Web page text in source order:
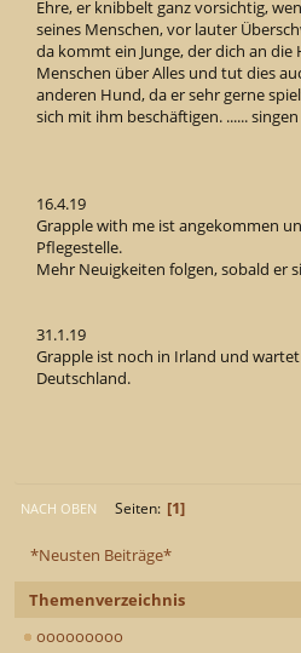
*Neusten Beiträge*
Themenverzeichnis
ooooooooo
Ehre, er knibbelt ganz vorsichtig,
seines Menschen, vor lauter
da kommt ein Junge, der dich an
Menschen über Alles und tut dies
anderen Hund, da er sehr gerne
sich mit ihm beschäftigen. ......
16.4.19
Grapple with me ist angekommen
Pflegestelle.
Mehr Neuigkeiten folgen, sobald er
31.1.19
Grapple ist noch in Irland und
Deutschland.
NACH OBEN Seiten 1